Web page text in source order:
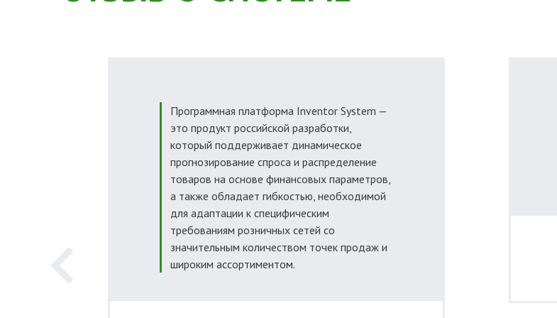
Программная платформа Inventor System —
это продукт российской разработки,
который поддерживает динамическое
прогнозирование спроса и распределение
товаров на основе финансовых параметров,
а также обладает гибкостью, необходимой
для адаптации к специфическим
требованиям розничных сетей со
значительным количеством точек продаж и
широким ассортиментом.